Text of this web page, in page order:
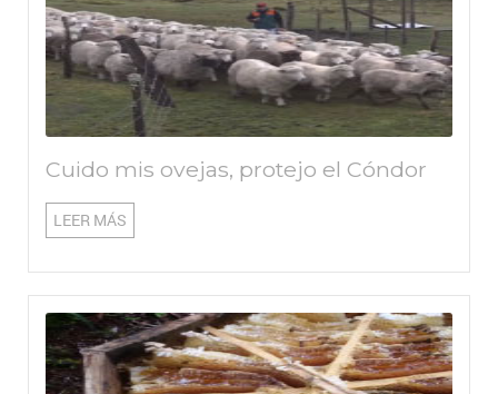
Cuido mis ovejas, protejo el Cóndor
LEER MÁS